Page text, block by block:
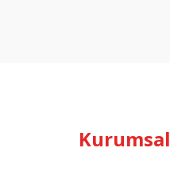
Kurumsal